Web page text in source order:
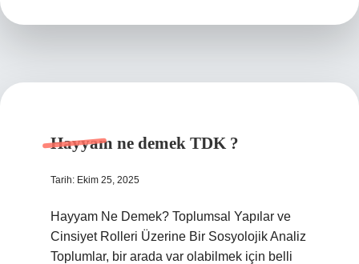
Hayyam ne demek TDK ?
Tarih: Ekim 25, 2025
Hayyam Ne Demek? Toplumsal Yapılar ve
Cinsiyet Rolleri Üzerine Bir Sosyolojik Analiz
Toplumlar, bir arada var olabilmek için belli